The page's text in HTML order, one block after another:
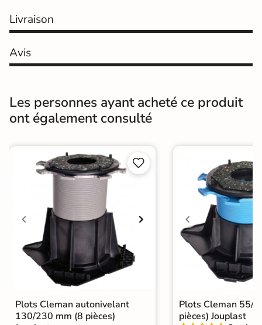
Coefficient
antidérapant
Résistance à
l'usure
GR5 - Ultra-résistant
Bords rectifié
Finition Mate
Surface Antidérapante
Oui
Conditionnement Boite
Choix 1er Choix
Pose
A poser sur plot
A poser directement sur sable, gravier
ou herbe
Livraison
Avis
Les personnes ayant acheté ce produit
ont également consulté


Plots Cleman autonivelant
130/230 mm (8 pièces)
Plots Cleman 55/
pièces) Jouplast